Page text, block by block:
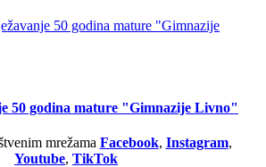
50 godina mature "Gimnazije Livno"
mrežama Facebook, Instagram,
Youtube, TikTok